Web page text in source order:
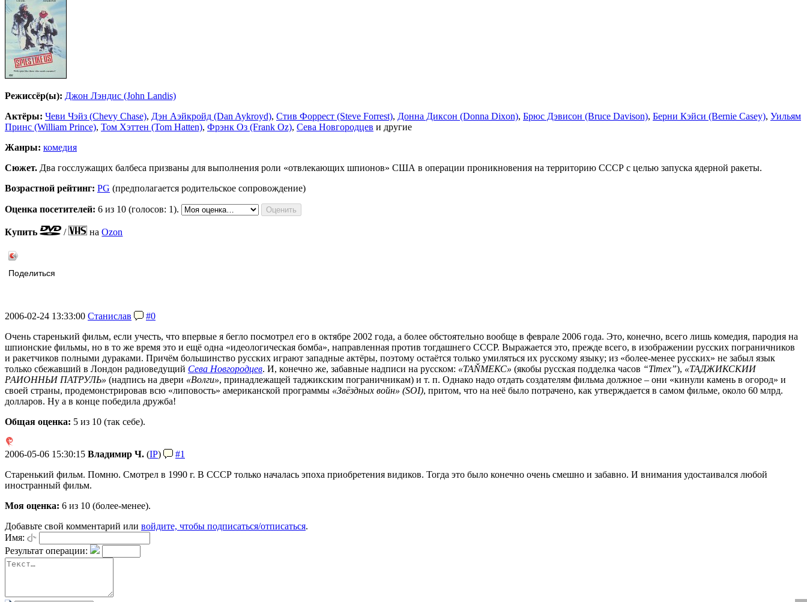
Режиссёр(ы): Джон Лэндис (John Landis)
Актёры: Чеви Чэйз (Chevy Chase), Дэн Аэйкройд (Dan Aykroyd), Стив Форрест (Steve Forrest), Донна Диксон (Donna Dixon), Брюс Дэвисон (Bruce Davison), Берни Кэйси (Bernie Casey), Уильям
Принс (William Prince), Том Хэттен (Tom Hatten), Фрэнк Оз (Frank Oz), Сева Новгородцев и другие
Жанры: комедия
Сюжет. Два госслужащих балбеса призваны для выполнения роли «отвлекающих шпионов» США в операции проникновения на территорию СССР с целью запуска ядерной ракеты.
Возрастной рейтинг: PG (предполагается родительское сопровождение)
Оценка посетителей: 6 из 10 (голосов: 1).
Купить / наOzon
Поделиться
2006-02-24 13:33:00 Станислав
#0
Очень старенький фильм, если учесть, что впервые я бегло посмотрел его в октябре 2002 года, а более обстоятельно вообще в феврале 2006 года. Это, конечно, всего лишь комедия, пародия на
шпионские фильмы, но в то же время это и ещё одна «идеологическая бомба», направленная против тогдашнего СССР. Выражается это, прежде всего, в изображении русских пограничников
и ракетчиков полными дураками. Причём большинство русских играют западные актёры, поэтому остаётся только умиляться их русскому языку; из «более-менее русских» не забыл язык
только сбежавший в Лондон радиоведущий Сева Новгородцев. И, конечно же, забавные надписи на русском: «ТАŇМЕКС» (якобы русская подделка часов “Timex”), «ТАДЖИКСКИИ
РАИОННЬИ ПАТРУЛЬ» (надпись на двери «Волги», принадлежащей таджикским пограничникам) и т. п. Однако надо отдать создателям фильма должное – они «кинули камень в огород» и
своей страны, продемонстрировав всю «липовость» американской программы «Звёздных войн» (SOI), притом, что на неё было потрачено, как утверждается в самом фильме, около 60 млрд.
долларов. Ну а в конце победила дружба!
Общая оценка: 5 из 10 (так себе).
2006-05-06 15:30:15 Владимир Ч. (IP)
#1
Старенький фильм. Помню. Смотрел в 1990 г. В СССР только началась эпоха приобретения видиков. Тогда это было конечно очень смешно и забавно. И внимания удостаивался любой
иностранный фильм.
Моя оценка: 6 из 10 (более-менее).
Добавьте свой комментарий или войдите, чтобы подписаться/отписаться.
Имя:
Результат операции: